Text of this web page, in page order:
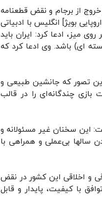
از برجام و نقض قطعنامه
بویژ] انگلیس با ادبیاتی
میز، ادعا کرد: ایران باید
ای) باشد. وی ادعا کرد که
تصور که جانشین طبیعی و
بازی چندگانه‌ای را در قالب
این سخنان غیر مسئولانه و
سالها بی‌عملی و همراهی با
و اخلاقی این کشور در نقض
با کیفیت، پایدار و قابل